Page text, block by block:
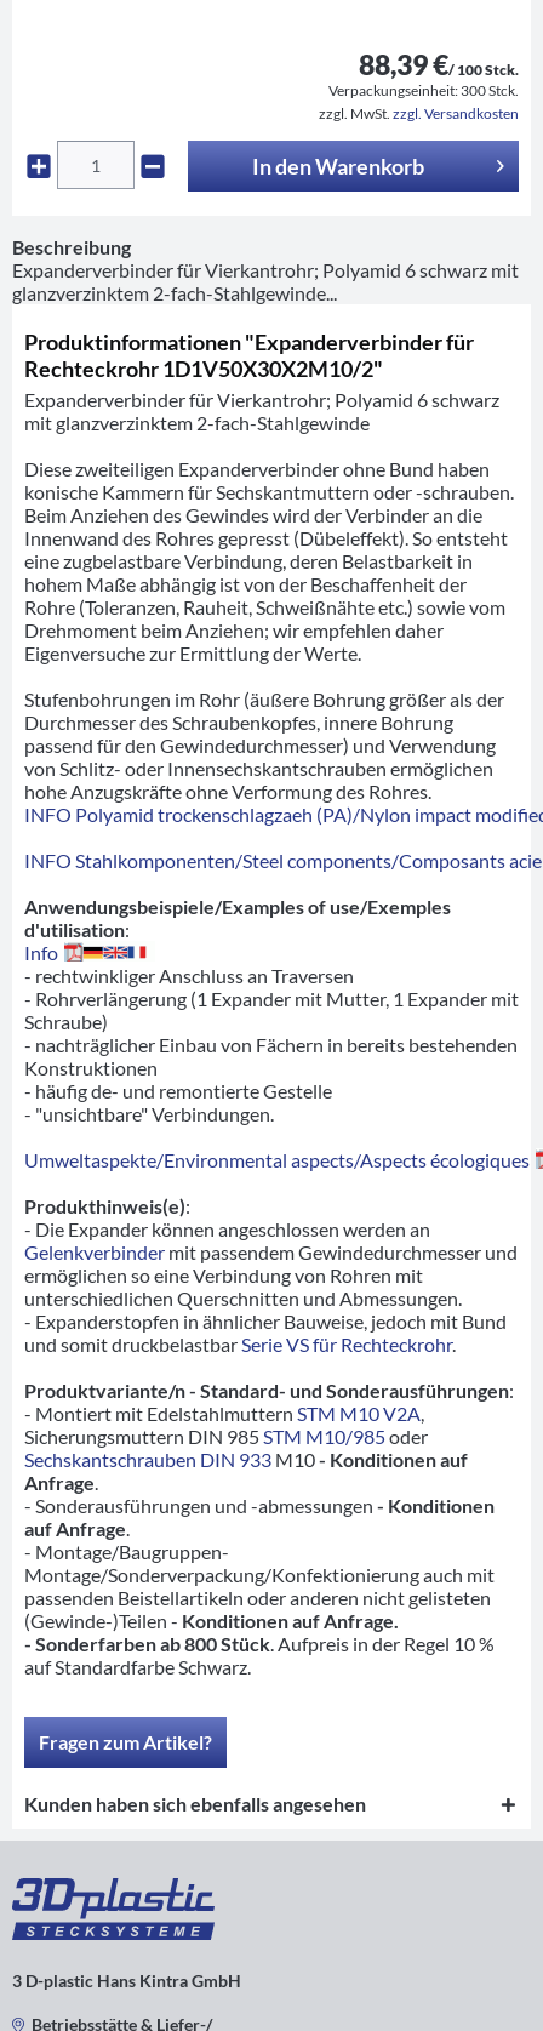
88,39 €/ 100 Stck.
Verpackungseinheit: 300 Stck.
zzgl. MwSt. zzgl. Versandkosten
In denWarenkorb
Beschreibung
Expanderverbinder für Vierkantrohr; Polyamid 6 schwarz mit
glanzverzinktem 2-fach-Stahlgewinde...
Produktinformationen "Expanderverbinder für
Rechteckrohr 1D1V50X30X2M10/2"
Expanderverbinder für Vierkantrohr; Polyamid 6 schwarz
mit glanzverzinktem 2-fach-Stahlgewinde
Diese zweiteiligen Expanderverbinder ohne Bund haben
konische Kammern für Sechskantmuttern oder -schrauben.
Beim Anziehen des Gewindes wird der Verbinder an die
Innenwand des Rohres gepresst (Dübeleffekt). So entsteht
eine zugbelastbare Verbindung, deren Belastbarkeit in
hohem Maße abhängig ist von der Beschaffenheit der
Rohre (Toleranzen, Rauheit, Schweißnähte etc.) sowie vom
Drehmoment beim Anziehen; wir empfehlen daher
Eigenversuche zur Ermittlung der Werte.
Stufenbohrungen im Rohr (äußere Bohrung größer als der
Durchmesser des Schraubenkopfes, innere Bohrung
passend für den Gewindedurchmesser) und Verwendung
von Schlitz- oder Innensechskantschrauben ermöglichen
hohe Anzugskräfte ohne Verformung des Rohres.
INFO Polyamid trockenschlagzaeh (PA)/Nylon impact
INFO Stahlkomponenten/Steel components/Composants
Anwendungsbeispiele/Examples of use/Exemples
d'utilisation:
Info
- rechtwinkliger Anschluss an Traversen
- Rohrverlängerung (1 Expander mit Mutter, 1 Expander mit
Schraube)
- nachträglicher Einbau von Fächern in bereits bestehenden
Konstruktionen
- häufig de- und remontierte Gestelle
- "unsichtbare" Verbindungen.
Umweltaspekte/Environmental aspects/Aspects écologiques
Produkthinweis(e):
- Die Expander können angeschlossen werden an
Gelenkverbinder mit passendem Gewindedurchmesser und
ermöglichen so eine Verbindung von Rohren mit
unterschiedlichen Querschnitten und Abmessungen.
- Expanderstopfen in ähnlicher Bauweise, jedoch mit Bund
und somit druckbelastbar Serie VS für Rechteckrohr.
Produktvariante/n - Standard- und Sonderausführungen:
- Montiert mit Edelstahlmuttern STM M10 V2A
Sicherungsmuttern DIN 985 STM M10/985oder
Sechskantschrauben DIN 933 M10- Konditionen auf
Anfrage
- Sonderausführungen und -abmessungen - Konditionen
auf Anfrage
- Montage/Baugruppen-
Montage/Sonderverpackung/Konfektionierung auch mit
passenden Beistellartikeln oder anderen nicht gelisteten
(Gewinde-)Teilen - Konditionen auf Anfrage.
- Sonderfarben ab 800 Stück . Aufpreis in der Regel 10 %
auf Standardfarbe Schwarz.
Fragen zum Artikel?
Kunden haben sich ebenfalls angesehen
3 D-plastic Hans Kintra GmbH
Betriebsstätte & Liefer-/